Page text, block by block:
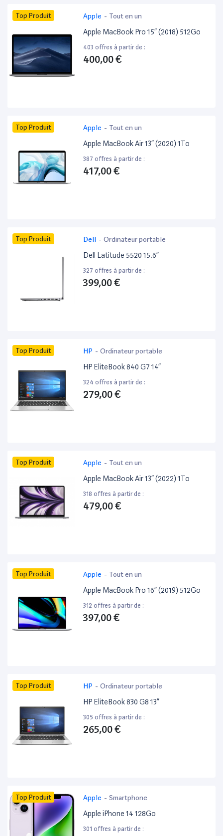
Top Produit Apple - Tout en un
Apple MacBook Pro 15” (2018) 512Go
403 offres à partir de :
400,00 €
Top Produit Apple - Tout en un
Apple MacBook Air 13” (2020) 1To
387 offres à partir de :
417,00 €
Top Produit Dell - Ordinateur portable
Dell Latitude 5520 15.6”
327 offres à partir de :
399,00 €
Top Produit HP - Ordinateur portable
HP EliteBook 840 G7 14”
324 offres à partir de :
279,00 €
Top Produit Apple - Tout en un
Apple MacBook Air 13” (2022) 1To
318 offres à partir de :
479,00 €
Top Produit Apple - Tout en un
Apple MacBook Pro 16” (2019) 512Go
312 offres à partir de :
397,00 €
Top Produit HP - Ordinateur portable
HP EliteBook 830 G8 13”
305 offres à partir de :
265,00 €
Top Produit Apple - Smartphone
Apple iPhone 14 128Go
301 offres à partir de :